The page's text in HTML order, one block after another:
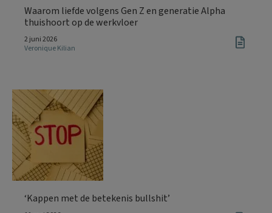
Waarom liefde volgens Gen Z en generatie Alpha
thuishoort op de werkvloer
2 juni 2026
Veronique Kilian
‘Kappen met de betekenis bullshit’